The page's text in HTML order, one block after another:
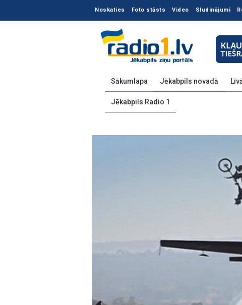
Noskaties Foto stāsts Video Sludinājumi
Sākumlapa Jēkabpils novadā
Jēkabpils Radio 1